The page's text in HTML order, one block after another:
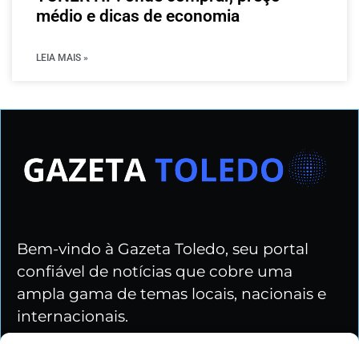
médio e dicas de economia
LEIA MAIS »
Bem-vindo à Gazeta Toledo, seu portal
confiável de notícias que cobre uma
ampla gama de temas locais, nacionais e
internacionais.